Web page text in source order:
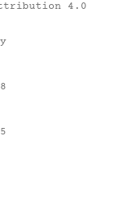
4.0